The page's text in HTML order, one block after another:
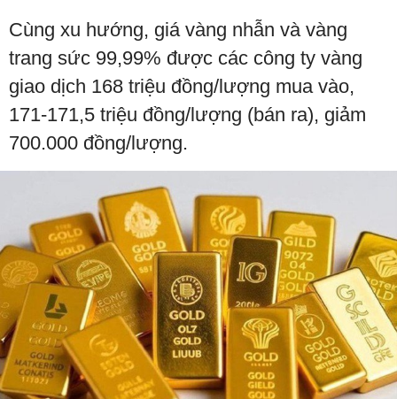
Cùng xu hướng, giá vàng nhẫn và vàng
trang sức 99,99% được các công ty vàng
giao dịch 168 triệu đồng/lượng mua vào,
171-171,5 triệu đồng/lượng (bán ra), giảm
700.000 đồng/lượng.